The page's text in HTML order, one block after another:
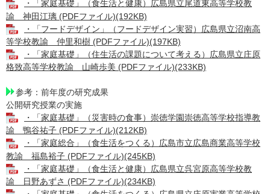
・「家庭基礎」（食生活と健康）広島県立尾道東高等学校教
諭 神田江璃 (PDFファイル)(192KB)
・「フードデザイン」（フードデザイン実習）広島県立沼南高
等学校教諭 仲里和樹 (PDFファイル)(197KB)
・「家庭基礎」（住生活の課題について考える）広島県立庄原
格致高等学校教諭 山崎歩美 (PDFファイル)(233KB)
参考：前年度の研究成果​
公開研究授業の実施​​
・「家庭基礎」（災害時の食事）崇徳学園崇徳高等学校指導教
諭 鴨谷祐子 (PDFファイル)(212KB)
・「家庭総合」（食生活をつくる）広島市立広島商業高等学校
教諭 福島裕子 (PDFファイル)(245KB)
・「家庭基礎」（食生活と健康）広島県立呉宮原高等学校教
諭 日野あずさ (PDFファイル)(234KB)